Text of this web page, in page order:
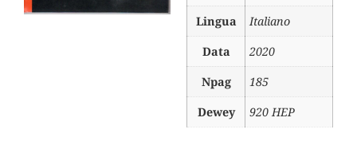
Lingua
Italiano
Data
2020
Npag
185
Dewey
920 HEP